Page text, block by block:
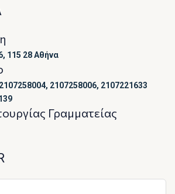
115 28 Αθήνα
2107258006, 2107221633
Γραμματείας